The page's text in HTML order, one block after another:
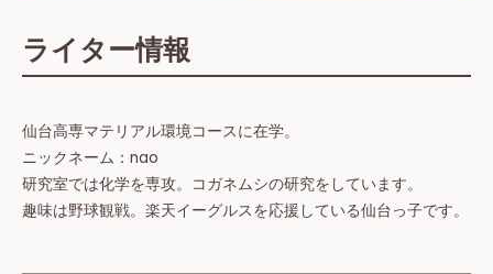
ライター情報
仙台高専マテリアル環境コースに在学。
ニックネーム：nao
研究室では化学を専攻。コガネムシの研究をしています。
趣味は野球観戦。楽天イーグルスを応援している仙台っ子です。